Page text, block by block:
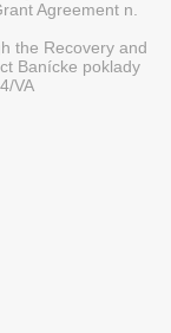
Agreement n.
the Recovery and
Banícke poklady
VA